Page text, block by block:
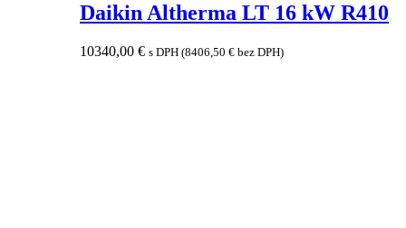
Daikin Altherma LT 16 kW R410
10340,00 € s DPH (8406,50 € bez DPH)